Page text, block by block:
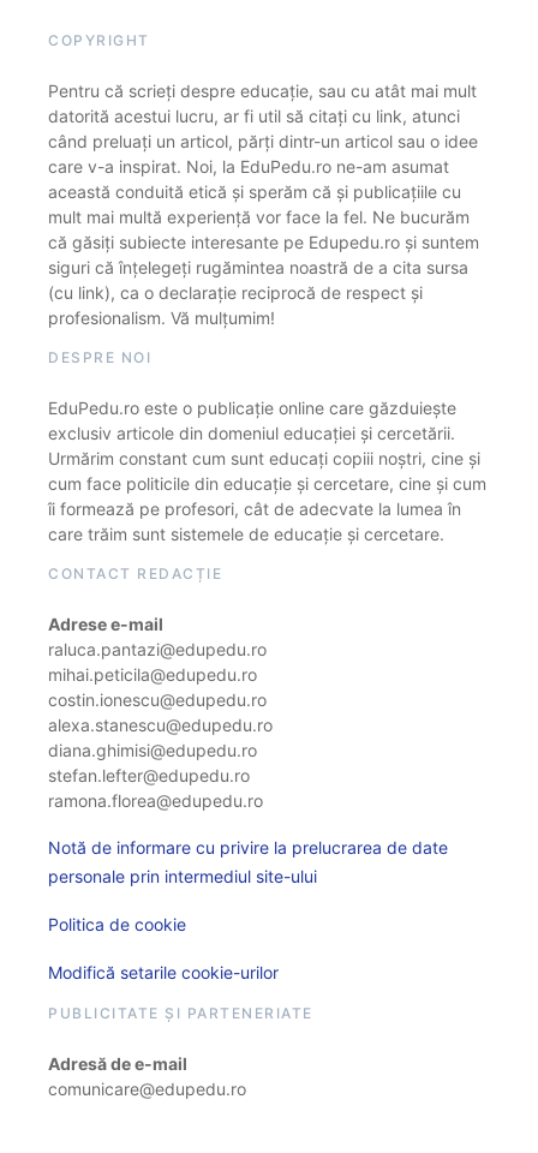
COPYRIGHT
Pentru că scrieți despre educație, sau cu atât mai mult
datorită acestui lucru, ar fi util să citați cu link, atunci
când preluați un articol, părți dintr-un articol sau o idee
care v-a inspirat. Noi, la EduPedu.ro ne-am asumat
această conduită etică și sperăm că și publicațiile cu
mult mai multă experiență vor face la fel. Ne bucurăm
că găsiți subiecte interesante pe Edupedu.ro și suntem
siguri că înțelegeți rugămintea noastră de a cita sursa
(cu link), ca o declarație reciprocă de respect și
profesionalism. Vă mulțumim!
DESPRE NOI
EduPedu.ro este o publicație online care găzduiește
exclusiv articole din domeniul educației și cercetării.
Urmărim constant cum sunt educați copiii noștri, cine și
cum face politicile din educație și cercetare, cine și cum
îi formează pe profesori, cât de adecvate la lumea în
care trăim sunt sistemele de educație și cercetare.
CONTACT REDACȚIE
Adrese e-mail
raluca.pantazi@edupedu.ro
mihai.peticila@edupedu.ro
costin.ionescu@edupedu.ro
alexa.stanescu@edupedu.ro
diana.ghimisi@edupedu.ro
stefan.lefter@edupedu.ro
ramona.florea@edupedu.ro
Notă de informare cu privire la prelucrarea de date
personale prin intermediul site-ului
Politica de cookie
Modifică setarile cookie-urilor
PUBLICITATE ȘI PARTENERIATE
Adresă de e-mail
comunicare@edupedu.ro